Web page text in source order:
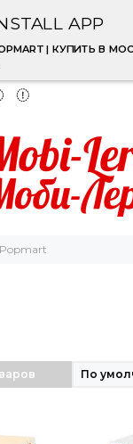
APP
| КУПИТЬ В
Popmart